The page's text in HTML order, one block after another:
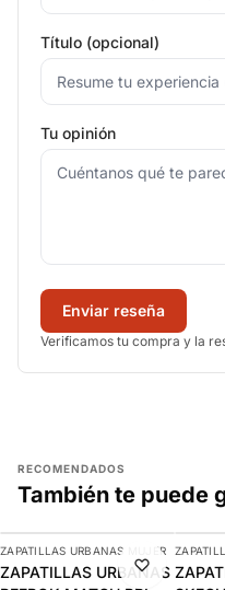
Título (opcional)
Tu opinión
Enviar reseña
Verificamos tu compra y la
RECOMENDADOS
También te puede
-9%
AGREGAR
ZAPATILLAS URBANAS MUJER
ZAPATILLAS URBANAS